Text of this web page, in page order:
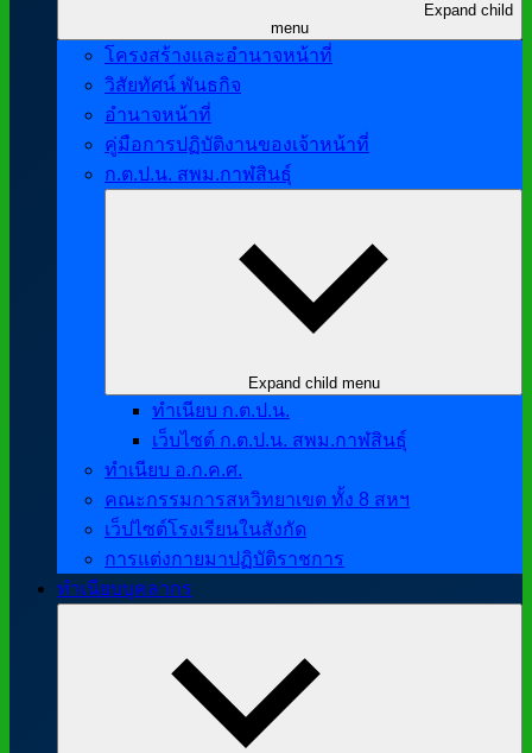
Expand child
menu
โครงสร้างและอำนาจหน้าที่
วิสัยทัศน์ พันธกิจ
อำนาจหน้าที่
คู่มือการปฏิบัติงานของเจ้าหน้าที่
ก.ต.ป.น. สพม.กาฬสินธุ์
Expand child menu
ทำเนียบ ก.ต.ป.น.
เว็บไซต์ ก.ต.ป.น. สพม.กาฬสินธุ์
ทำเนียบ อ.ก.ค.ศ.
คณะกรรมการสหวิทยาเขต ทั้ง 8 สหฯ
เว็ปไซต์โรงเรียนในสังกัด
การแต่งกายมาปฏิบัติราชการ
ทำเนียบบุคลากร